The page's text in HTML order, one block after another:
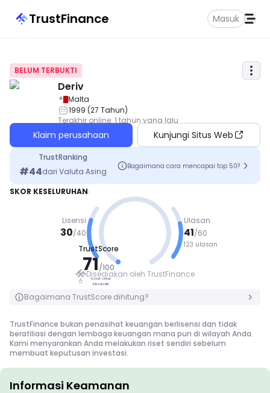
TrustFinance Masuk
BELUM TERBUKTI
Deriv
Malta
1999 (27 Tahun)
Terakhir online: 1 tahun yang lalu
Klaim perusahaan Kunjungi Situs Web
TrustRanking
#44dari Valuta Asing
Bagaimana cara mencapai top 50?
SKOR KESELURUHAN
Lisensi
30/40
TrustScore
71/100
Ketuk Untuk
Membalik
BAIK
Ketuk Untuk Membalik
Ulasan
41/60
123 ulasan
Disediakan oleh TrustFinance
Bagaimana TrustScore dihitung?
TrustFinance bukan penasihat keuangan berlisensi dan tidak
berafiliasi dengan lembaga keuangan mana pun di wilayah Anda.
Kami menyarankan Anda melakukan riset sendiri sebelum
membuat keputusan investasi.
Informasi Keamanan